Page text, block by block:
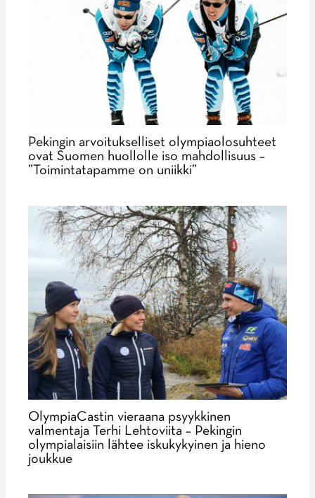
Pekingin arvoitukselliset olympiaolosuhteet
ovat Suomen huollolle iso mahdollisuus –
”Toimintatapamme on uniikki”
OlympiaCastin vieraana psyykkinen
valmentaja Terhi Lehtoviita – Pekingin
olympialaisiin lähtee iskukykyinen ja hieno
joukkue